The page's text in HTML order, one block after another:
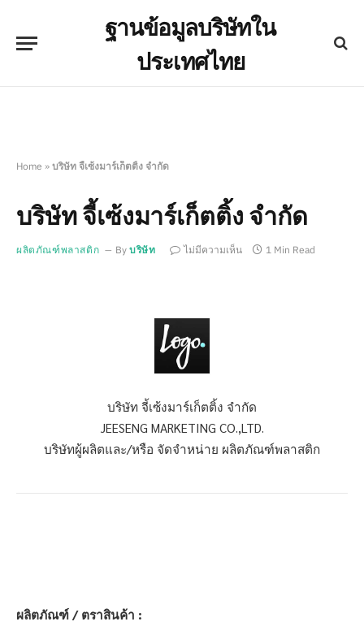
ฐานข้อมูลบริษัทใน
ประเทศไทย
Home » บริษัท จี้เซ้งมาร์เก็ตติ้ง จำกัด
บริษัท จี้เซ้งมาร์เก็ตติ้ง จำกัด
ผลิตภัณฑ์พลาสติก By บริษัท ไม่มีความเห็น 1 Min Read
บริษัท จี้เซ้งมาร์เก็ตติ้ง จำกัด
JEESENG MARKETING CO.,LTD.
บริษัทผู้ผลิตและ/หรือ จัดจำหน่าย ผลิตภัณฑ์พลาสติก
ผลิตภัณฑ์ / ตราสินค้า :